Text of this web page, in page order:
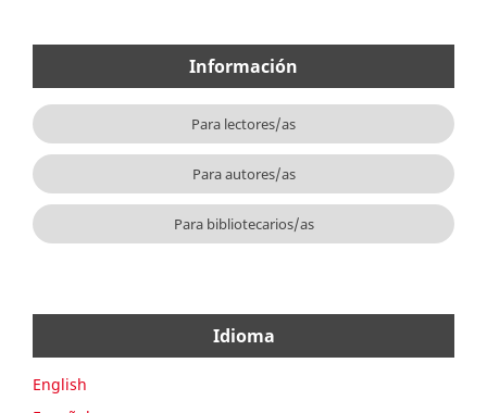
Información
Para lectores/as
Para autores/as
Para bibliotecarios/as
Idioma
English